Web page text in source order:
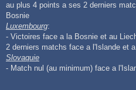
au plus 4 points a ses 2 derniers
Bosnie
Luxembourg:
- Victoires face a la Bosnie et au
2 derniers matchs face a l'Islande et
Slovaquie
- Match nul (au minimum) face a